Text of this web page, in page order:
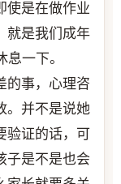
使是在做作业
就是我们成年
一下。
事，心理咨
。并不是说她
证的话，可
子是不是也会